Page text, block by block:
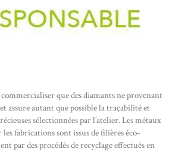
commercialiser que des diamants ne provenant
assure autant que possible la traçabilité et
sélectionnées par l’atelier. Les métaux
fabrications sont issus de filières éco-
par des procédés de recyclage effectués en